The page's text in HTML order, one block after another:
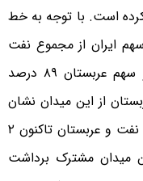
است. با توجه به خط
ایران از مجموع نفت
درجای میدان فروزان، حدود ١١ درصد و سهم عربستان ٨٩ درصد
از این میدان نشان
می‌دهد، ایران تاکنون ٧۶٣ میلیون بشکه نفت و عربستان تاکنون ٢
از این میدان مشترک برداشت